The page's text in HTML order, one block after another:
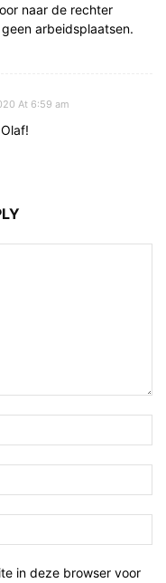
naar de rechter
arbeidsplaatsen.
At 6:59 am
in deze browser voor